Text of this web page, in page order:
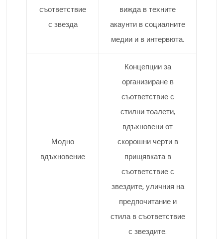
съответствие
с звезда
вижда в техните
акаунти в социалните
медии и в интервюта.
Модно
вдъхновение
Концепции за
организиране в
съответствие с
стилни тоалети,
вдъхновени от
скорошни черти в
прищявката в
съответствие с
звездите, уличния на
предпочитание и
стила в съответствие
с звездите.